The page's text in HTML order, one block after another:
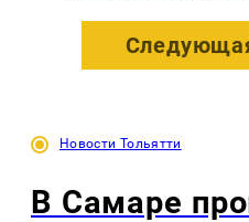
Новости Тольятти
В Самаре